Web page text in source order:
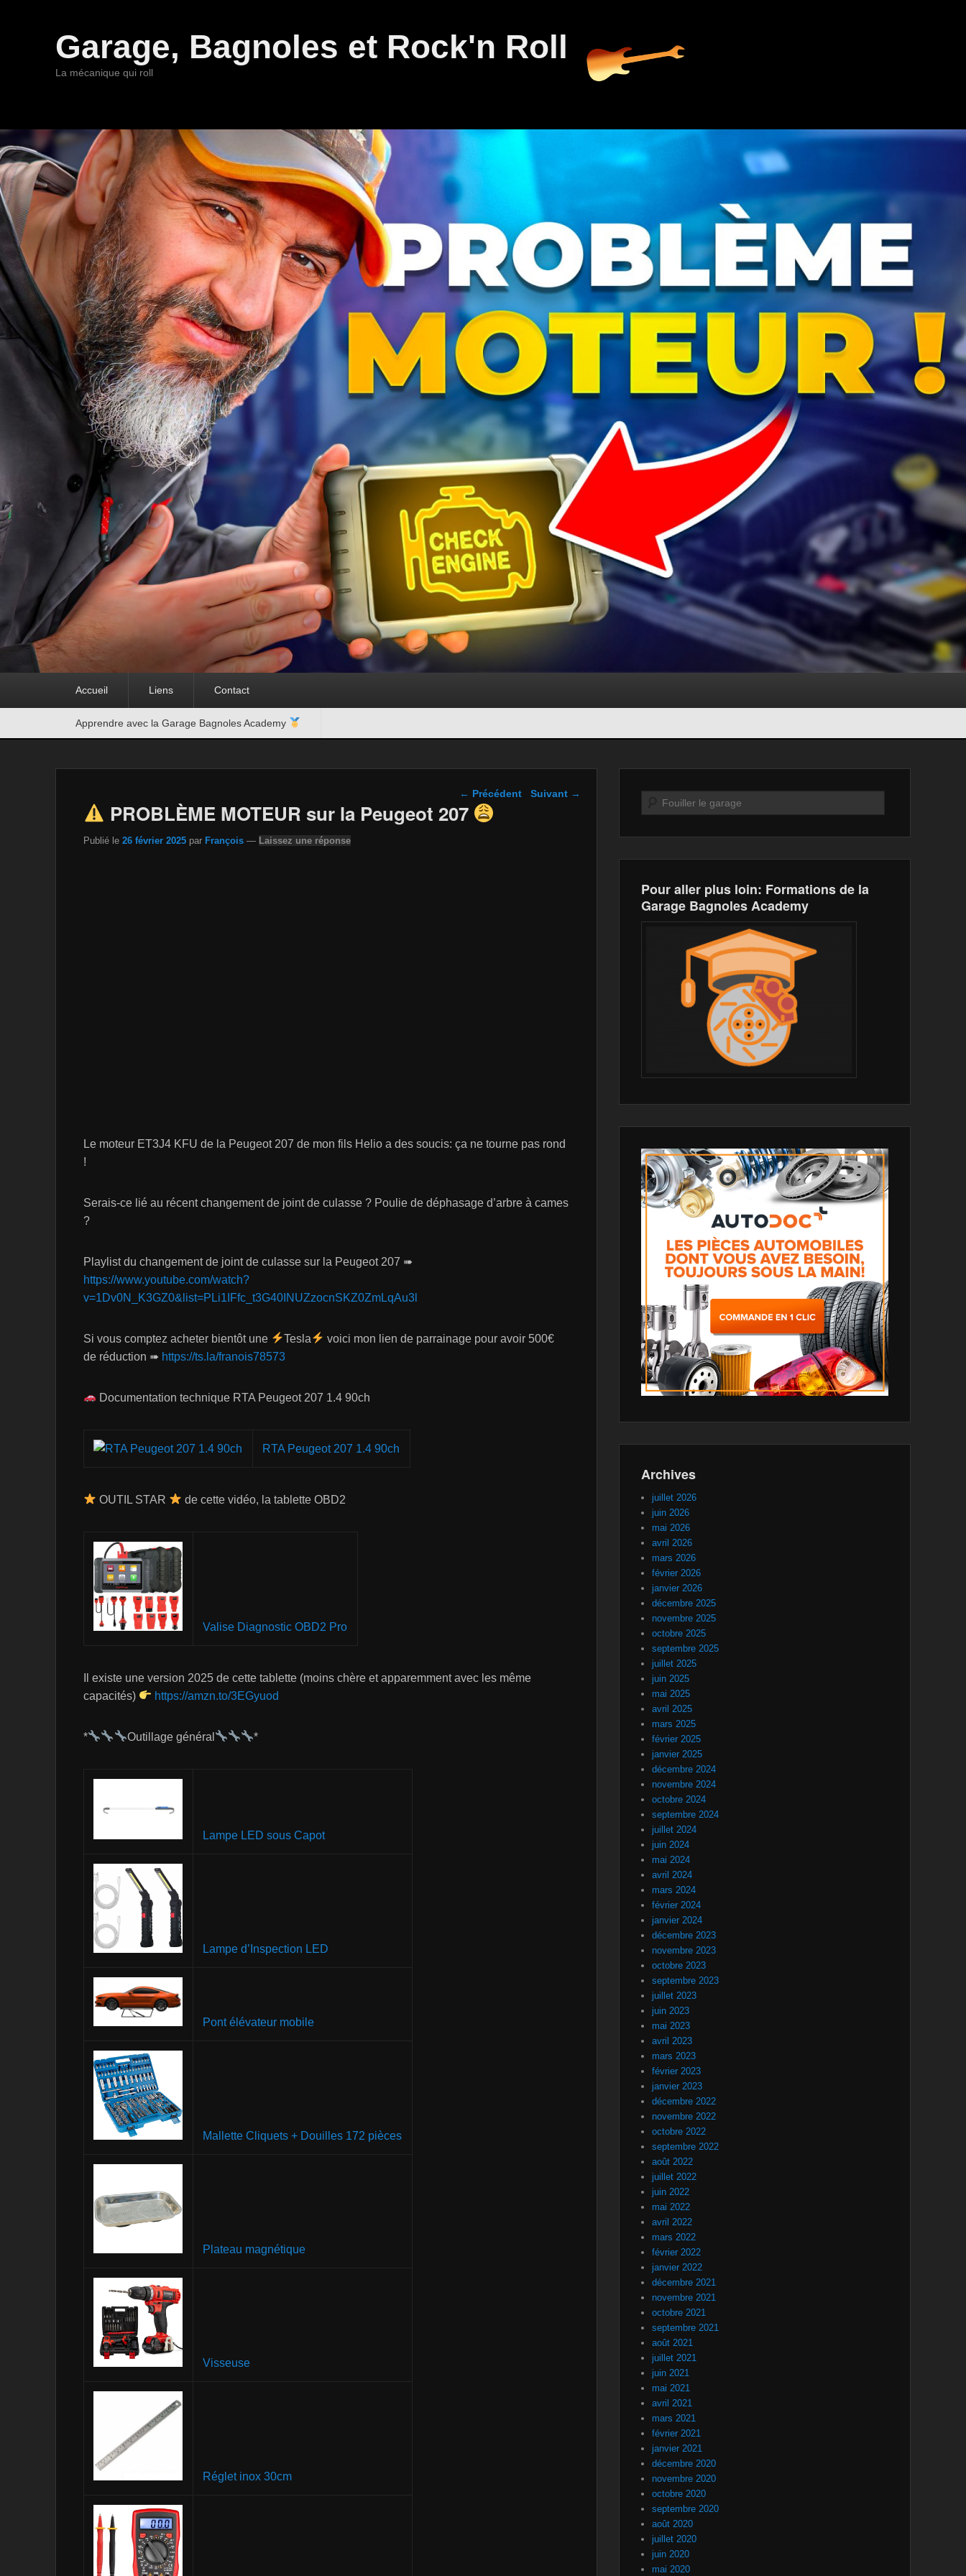
Garage, Bagnoles et Rock'n Roll
La mécanique qui roll
Accueil Liens Contact
Apprendre avec la Garage Bagnoles Academy
Navigation dans les
← Précédent Suivant →
PROBLÈME MOTEUR sur la Peugeot 207
Publié le 26 février 2025 par François — Laissez une réponse
Le moteur ET3J4 KFU de la Peugeot 207 de mon fils Helio a des soucis: ça ne tourne pas rond
!
Serais-ce lié au récent changement de joint de culasse ? Poulie de déphasage d’arbre à cames
?
Playlist du changement de joint de culasse sur la Peugeot 207 ➠
https://www.youtube.com/watch?
v=1Dv0N_K3GZ0&list=PLi1IFfc_t3G40INUZzocnSKZ0ZmLqAu3l
Si vous comptez acheter bientôt une Tesla
voici mon lien de parrainage pour avoir 500€
de réduction ➠ https://ts.la/franois78573
Documentation technique RTA Peugeot 207 1.4 90ch
RTA Peugeot 207 1.4 90ch
OUTIL STAR de cette vidéo, la tablette OBD2
Valise Diagnostic OBD2 Pro
Il existe une version 2025 de cette tablette (moins chère et apparemment avec les même
capacités)
https://amzn.to/3EGyuod
* Outillage général *
Lampe LED sous Capot
Lampe d’Inspection LED
Pont élévateur mobile
Mallette Cliquets + Douilles 172 pièces
Plateau magnétique
Visseuse
Réglet inox 30cm
Recherche
Pour aller plus loin: Formations de la
Garage Bagnoles Academy
Archives
juillet 2026
juin 2026
mai 2026
avril 2026
mars 2026
février 2026
janvier 2026
décembre 2025
novembre 2025
octobre 2025
septembre 2025
juillet 2025
juin 2025
mai 2025
avril 2025
mars 2025
février 2025
janvier 2025
décembre 2024
novembre 2024
octobre 2024
septembre 2024
juillet 2024
juin 2024
mai 2024
avril 2024
mars 2024
février 2024
janvier 2024
décembre 2023
novembre 2023
octobre 2023
septembre 2023
juillet 2023
juin 2023
mai 2023
avril 2023
mars 2023
février 2023
janvier 2023
décembre 2022
novembre 2022
octobre 2022
septembre 2022
août 2022
juillet 2022
juin 2022
mai 2022
avril 2022
mars 2022
février 2022
janvier 2022
décembre 2021
novembre 2021
octobre 2021
septembre 2021
août 2021
juillet 2021
juin 2021
mai 2021
avril 2021
mars 2021
février 2021
janvier 2021
décembre 2020
novembre 2020
octobre 2020
septembre 2020
août 2020
juillet 2020
juin 2020
mai 2020